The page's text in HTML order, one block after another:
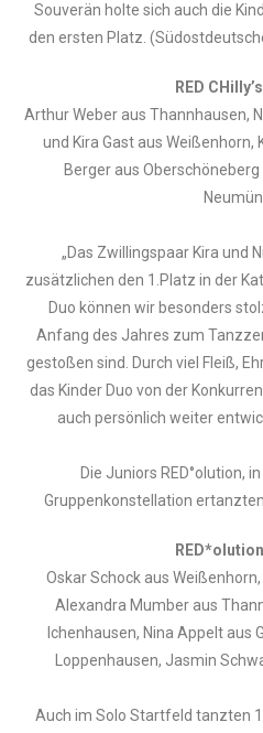
Souverän holte sich auch die
den ersten Platz.
RED
Arthur Weber aus Thannhausen,
und Kira Gast aus Weißenhorn,
Berger aus
„Das Zwillingspaar Kira und
zusätzlichen den 1.Platz in der
Duo können wir besonders
Anfang des Jahres zum
gestoßen sind. Durch viel Fleiß,
das Kinder Duo von der
auch persönlich weiter
Die Juniors RED°olution,
Gruppenkonstellation
Oskar Schock aus
Alexandra Mumber aus
Ichenhausen, Nina Appelt aus
Loppenhausen, Jasmin
Auch im Solo Startfeld tanzten